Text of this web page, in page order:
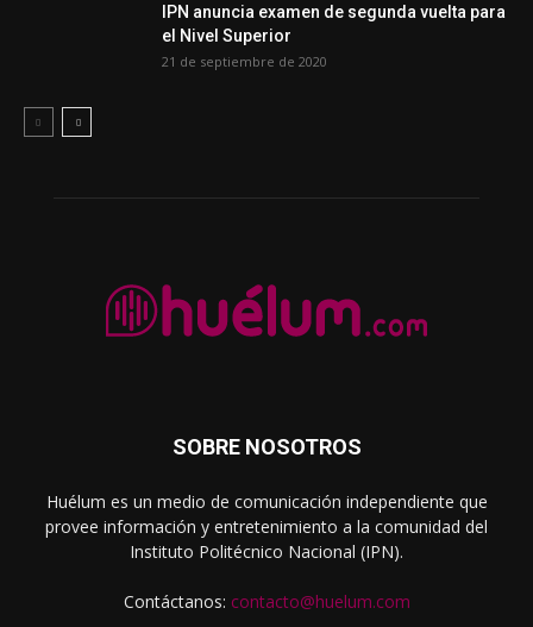
IPN anuncia examen de segunda vuelta para
el Nivel Superior
21 de septiembre de 2020
SOBRE NOSOTROS
Huélum es un medio de comunicación independiente que
provee información y entretenimiento a la comunidad del
Instituto Politécnico Nacional (IPN).
Contáctanos: contacto@huelum.com